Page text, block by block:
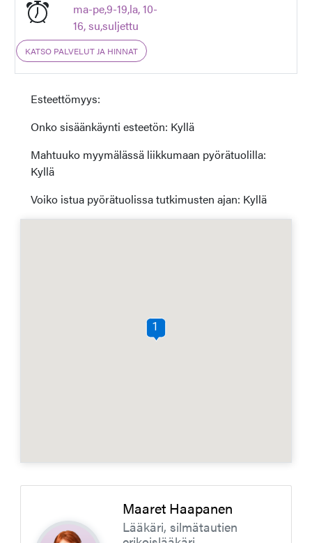
ma-pe,9-19,la, 10-
16, su,suljettu
KATSO PALVELUT JA HINNAT
Esteettömyys:
Onko sisäänkäynti esteetön: Kyllä
Mahtuuko myymälässä liikkumaan pyörätuolilla:
Kyllä
Voiko istua pyörätuolissa tutkimusten ajan: Kyllä
1
Maaret Haapanen
Lääkäri, silmätautien